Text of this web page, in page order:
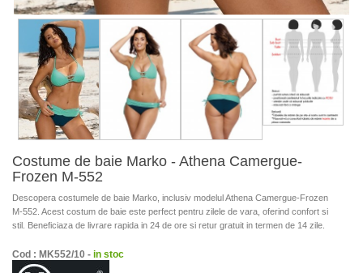
Costume de baie Marko - Athena Camergue-
Frozen M-552
Descopera costumele de baie Marko, inclusiv modelul Athena Camergue-Frozen
M-552. Acest costum de baie este perfect pentru zilele de vara, oferind confort si
stil. Beneficiaza de livrare rapida in 24 de ore si retur gratuit in termen de 14 zile.
Cod : MK552/10 - in stoc